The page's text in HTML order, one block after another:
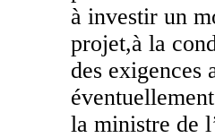
à investir un
projet,à la
des exigences
la ministre de